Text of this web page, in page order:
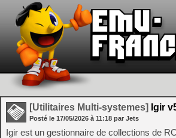
[Utilitaires Multi-systemes] Igir
Posté le 17/05/2026 à 11:18 par Jets
Igir est un gestionnaire de collections de